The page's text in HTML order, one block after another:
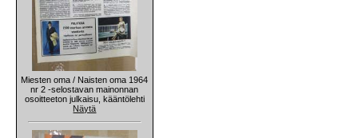
Miesten oma / Naisten oma 1964
nr 2 -selostavan mainonnan
osoitteeton julkaisu, kääntölehti
Näytä